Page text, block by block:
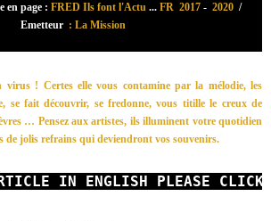
en page : FRED Ils font l'Actu ... FR 2017 - 2020 /
Emetteur : La Mission
virus ! Certes elle vous contamine par la mélodie, les
se fait découvrir, se fredonne, vous titille le creux de
… Pensez aux artistes, ils illuminent votre quotidien
de jolis refrains qui deviendront vos souvenirs.
IN ENGLISH PLEASE